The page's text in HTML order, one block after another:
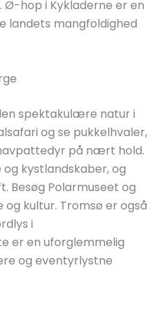
hop i Kykladerne er en
landets mangfoldighed
spektakulære natur i
og se pukkelhvaler,
på nært hold.
kystlandskaber, og
Besøg Polarmuseet og
kultur. Tromsø er også
i
er en uforglemmelig
og eventyrlystne